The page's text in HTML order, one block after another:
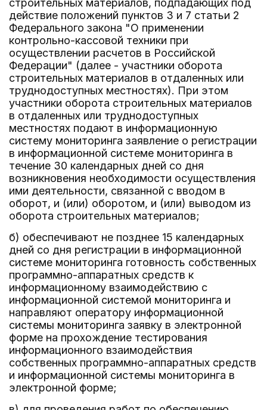
строительных материалов, подпадающих под
действие положений пунктов 3 и 7 статьи 2
Федерального закона "О применении
контрольно-кассовой техники при
осуществлении расчетов в Российской
Федерации" (далее - участники оборота
строительных материалов в отдаленных или
труднодоступных местностях). При этом
участники оборота строительных материалов
в отдаленных или труднодоступных
местностях подают в информационную
систему мониторинга заявление о регистрации
в информационной системе мониторинга в
течение 30 календарных дней со дня
возникновения необходимости осуществления
ими деятельности, связанной с вводом в
оборот, и (или) оборотом, и (или) выводом из
оборота строительных материалов;
б) обеспечивают не позднее 15 календарных
дней со дня регистрации в информационной
системе мониторинга готовность собственных
программно-аппаратных средств к
информационному взаимодействию с
информационной системой мониторинга и
направляют оператору информационной
системы мониторинга заявку в электронной
форме на прохождение тестирования
информационного взаимодействия
собственных программно-аппаратных средств
и информационной системы мониторинга в
электронной форме;